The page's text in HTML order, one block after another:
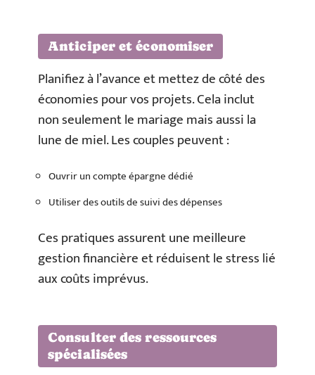
Anticiper et économiser
Planifiez à l’avance et mettez de côté des
économies pour vos projets. Cela inclut
non seulement le mariage mais aussi la
lune de miel. Les couples peuvent :
Ouvrir un compte épargne dédié
Utiliser des outils de suivi des dépenses
Ces pratiques assurent une meilleure
gestion financière et réduisent le stress lié
aux coûts imprévus.
Consulter des ressources
spécialisées